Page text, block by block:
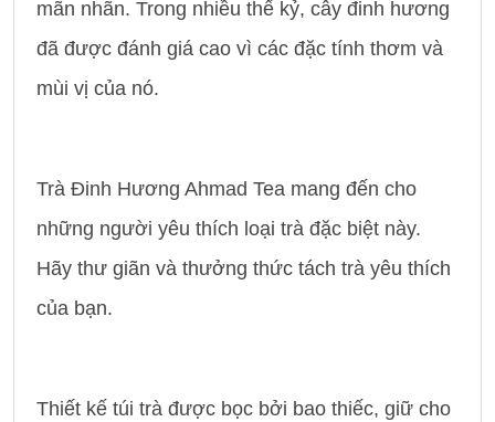
mãn nhãn. Trong nhiều thế kỷ, cây đinh hương
đã được đánh giá cao vì các đặc tính thơm và
mùi vị của nó.
Trà Đinh Hương Ahmad Tea mang đến cho
những người yêu thích loại trà đặc biệt này.
Hãy thư giãn và thưởng thức tách trà yêu thích
của bạn.
Thiết kế túi trà được bọc bởi bao thiếc, giữ cho